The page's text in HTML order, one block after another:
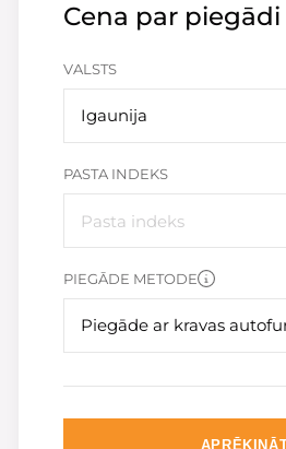
Cena par piegādi
VALSTS
Igaunija
PASTA INDEKS
PIEGĀDE METODE
Piegāde ar kravas